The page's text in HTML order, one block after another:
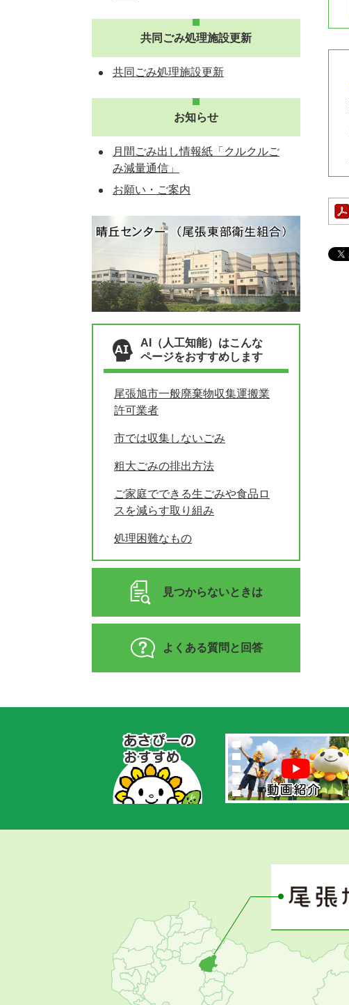
共同ごみ処理施設更新
共同ごみ処理施設更新
お知らせ
月間ごみ出し情報紙「クルクルご
み減量通信」
お願い・ご案内
AI（人工知能）はこんな
ページをおすすめします
尾張旭市一般廃棄物収集運搬業
許可業者
市では収集しないごみ
粗大ごみの排出方法
ご家庭でできる生ごみや食品ロ
スを減らす取り組み
処理困難なもの
見つからないときは
よくある質問と回答
あ
す
め